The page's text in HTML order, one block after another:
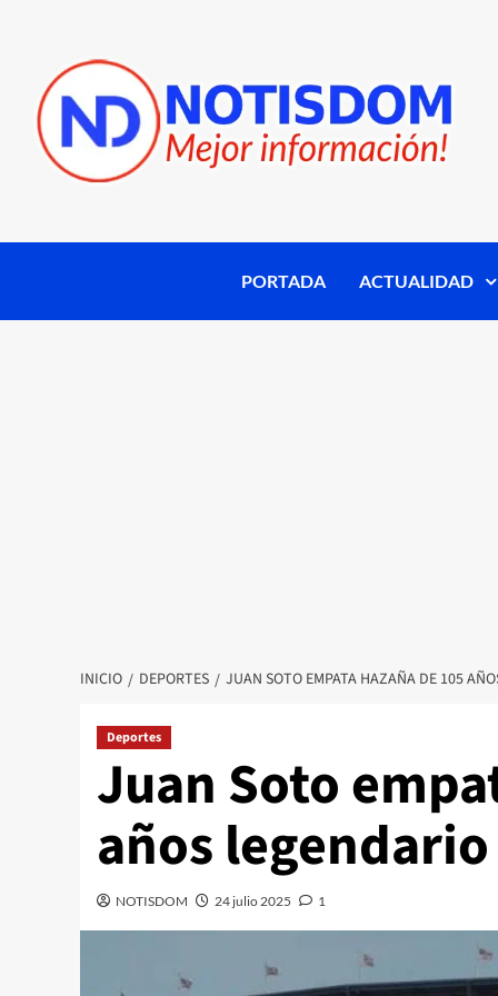
PORTADA ACTUALIDAD
INICIO DEPORTES JUAN SOTO EMPATA HAZAÑA DE 105
Deportes
Juan Soto
años
NOTISDOM 24 julio 2025 1